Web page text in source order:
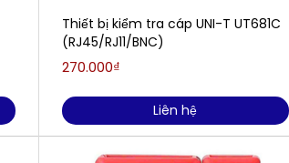
Thiết bị kiểm tra cáp UNI-T UT681C
(RJ45/RJ11/BNC)
270.000₫
Liên hệ